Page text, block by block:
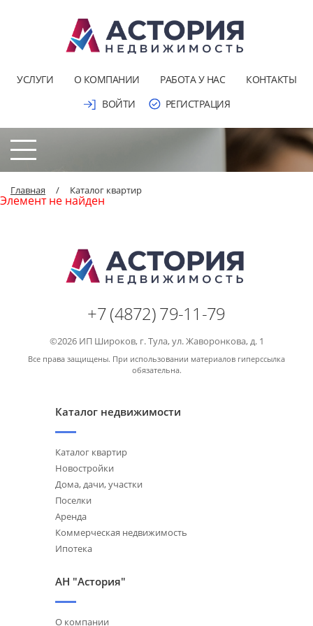
УСЛУГИ О КОМПАНИИ РАБОТА У НАС
КОНТАКТЫ
ВОЙТИ
РЕГИСТРАЦИЯ
Главная / Каталог квартир
Элемент не найден
+7 (4872) 79-11-79
©2026 ИП Широков, г. Тула, ул. Жаворонкова, д. 1
Все права защищены. При использовании материалов гиперссылка
обязательна.
Каталог недвижимости
Каталог квартир
Новостройки
Дома, дачи, участки
Поселки
Аренда
Коммерческая недвижимость
Ипотека
АН "Астория"
О компании